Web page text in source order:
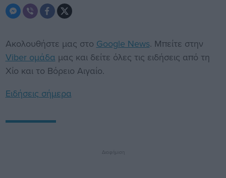
Ακολουθήστε μας στο Google News. Μπείτε στην
Viber ομάδα μας και δείτε όλες τις ειδήσεις από τη
Χίο και το Βόρειο Αιγαίο.
Ειδήσεις σήμερα
Διαφήμιση